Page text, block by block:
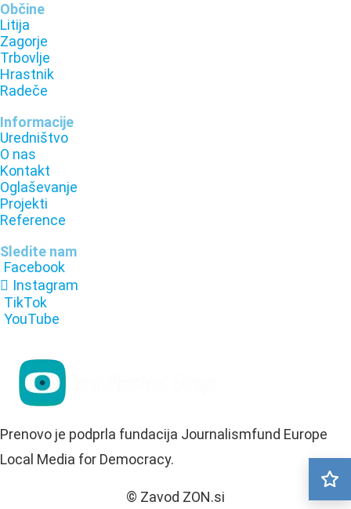
Občine
Litija
Zagorje
Trbovlje
Hrastnik
Radeče
Informacije
Uredništvo
O nas
Kontakt
Oglaševanje
Projekti
Reference
Sledite nam
Facebook
Instagram
TikTok
YouTube
Prenovo je podprla fundacija Journalismfund Europe
Local Media for Democracy.
© Zavod ZON.si